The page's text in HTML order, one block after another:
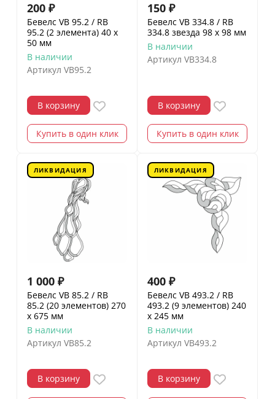
200 ₽
Бевелс VB 95.2 / RB
95.2 (2 элемента) 40 х
50 мм
В наличии
Артикул VB95.2
В корзину
Купить в один клик
150 ₽
Бевелс VB 334.8 / RB
334.8 звезда 98 х 98 мм
В наличии
Артикул VB334.8
В корзину
Купить в один клик
ЛИКВИДАЦИЯ
1 000 ₽
Бевелс VB 85.2 / RB
85.2 (20 элементов) 270
х 675 мм
В наличии
Артикул VB85.2
В корзину
ЛИКВИДАЦИЯ
400 ₽
Бевелс VB 493.2 / RB
493.2 (9 элементов) 240
х 245 мм
В наличии
Артикул VB493.2
В корзину